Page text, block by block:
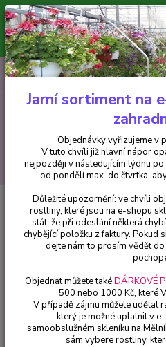
Minimální hodnota pro
V tuto chvíli již hlavní nápor
nejpozději v následujícím týdnu
vyřizujeme v
CZK
+420 602 223 614
Trvalky
Astra podzimní
prodejně
Astra podzimní
růžová - cena na
Jarní sortiment na
Objednávky vyřizujeme v
V tuto chvíli již hlavní nápor
nejpozději v následujícím týdnu
od pondělí max. do čtvrtka,
Důležité upozornění: ve chvíli
rostliny, které jsou na e-shopu
stát, že při odeslání některá
chybějící položku z faktury. Pokud
dejte nám to prosím vědět
Objednat můžete takéDÁRKOVÉ
500 nebo 1000 Kč, které
V případě zájmu můžete udělat
který je možné uplatnit v
samoobslužném skleníku na
sám vybere rostliny,